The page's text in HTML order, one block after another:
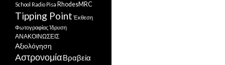
School Radio Pisa RhodesMRC
Tipping Point Έκθεση
ΦωτογραφίαςΊδρυση
ΑΝΑΚΟΙΝΩΣΕΙΣ
Αξιολόγηση
ΑστρονομίαΒραβεία